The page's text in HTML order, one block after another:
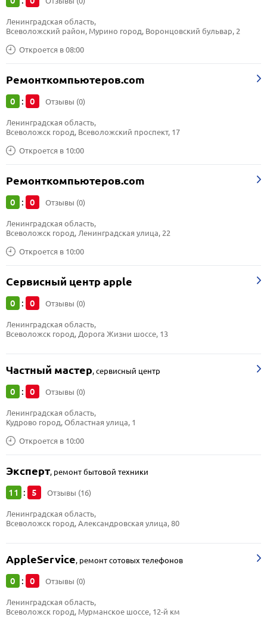
Откроется в 08:00
Ленинградская область,
Всеволожский район, Мурино город, Воронцовский бульвар, 2
Ремонткомпьютеров.com
0 : 0 Отзывы (0)
Откроется в 10:00
Ленинградская область,
Всеволожск город, Всеволожский проспект, 17
Ремонткомпьютеров.com
0 : 0 Отзывы (0)
Откроется в 10:00
Ленинградская область,
Всеволожск город, Ленинградская улица, 22
Сервисный центр apple
0 : 0 Отзывы (0)
Ленинградская область,
Всеволожск город, Дорога Жизни шоссе, 13
Частный мастер,сервисный центр
0 : 0 Отзывы (0)
Откроется в 10:00
Ленинградская область,
Кудрово город, Областная улица, 1
Эксперт, ремонт бытовой техники
11 : 5 Отзывы (16)
Ленинградская область,
Всеволожск город, Александровская улица, 80
AppleService, ремонт сотовых телефонов
0 : 0 Отзывы (0)
Ленинградская область,
Всеволожск город, Мурманское шоссе, 12-й км